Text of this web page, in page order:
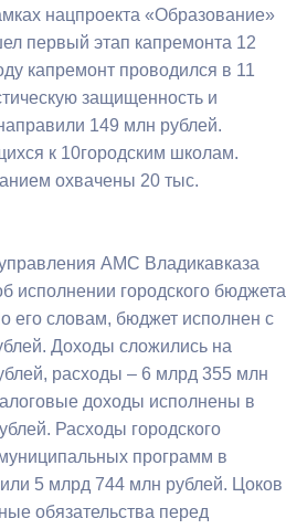
нацпроекта «Образование»
первый этап капремонта 12
капремонт проводился в 11
защищенность и
149 млн рублей.
к 10городским школам.
охвачены 20 тыс.
АМС Владикавказа
исполнении городского бюджета
его словам, бюджет исполнен с
Доходы сложились на
расходы – 6 млрд 355 млн
доходы исполнены в
Расходы городского
программ в
5 млрд 744 млн рублей. Цоков
обязательства перед